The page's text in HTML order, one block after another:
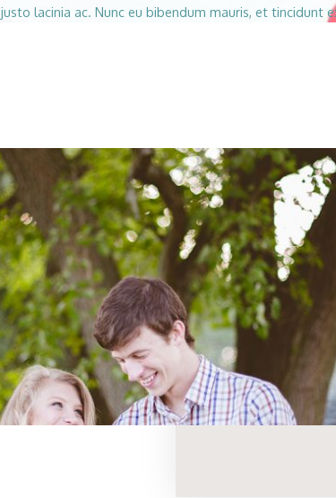
justo lacinia ac. Nunc eu bibendum mauris, et tincidunt